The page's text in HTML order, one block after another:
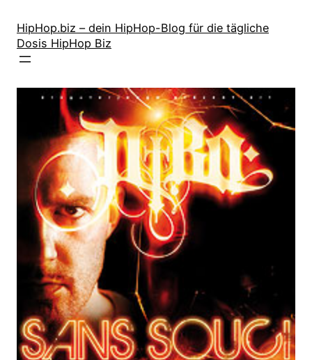
Inhalt
springen
HipHop.biz – dein HipHop-Blog für die tägliche
Dosis HipHop Biz